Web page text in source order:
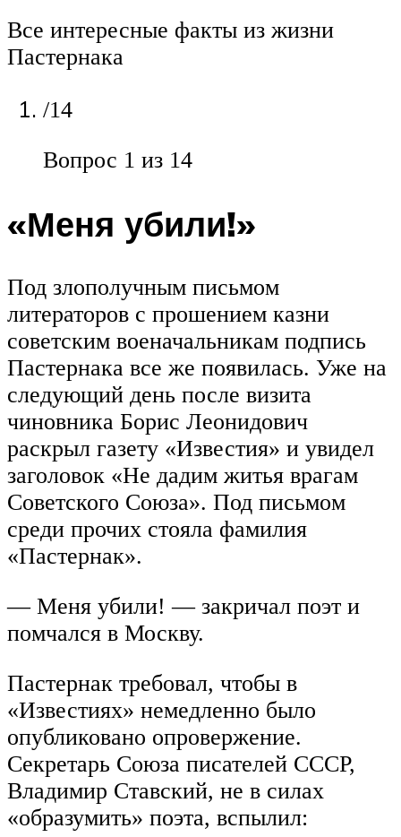
Все интересные факты из жизни
Пастернака
/14
Вопрос 1 из 14
«Меня убили!»
Под злополучным письмом
литераторов с прошением казни
советским военачальникам подпись
Пастернака все же появилась. Уже на
следующий день после визита
чиновника Борис Леонидович
раскрыл газету «Известия» и увидел
заголовок «Не дадим житья врагам
Советского Союза». Под письмом
среди прочих стояла фамилия
«Пастернак».
— Меня убили! — закричал поэт и
помчался в Москву.
Пастернак требовал, чтобы в
«Известиях» немедленно было
опубликовано опровержение.
Секретарь Союза писателей СССР,
Владимир Ставский, не в силах
«образумить» поэта, вспылил: